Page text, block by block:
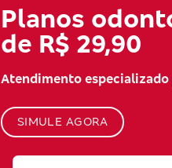
Planos
de R$ 29,90
Atendimento especializado
SIMULE AGORA